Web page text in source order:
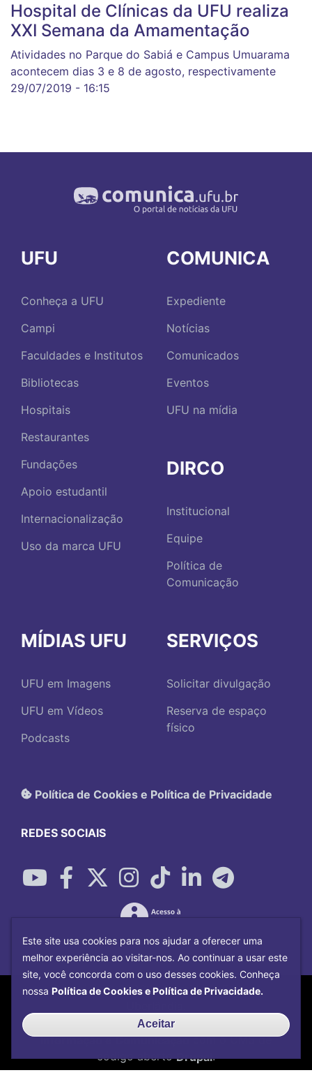
Hospital de Clínicas da UFU realiza
XXI Semana da Amamentação
Atividades no Parque do Sabiá e Campus Umuarama
acontecem dias 3 e 8 de agosto, respectivamente
29/07/2019 - 16:15
UFU
Conheça a UFU
Campi
Faculdades e Institutos
Bibliotecas
Hospitais
Restaurantes
Fundações
Apoio estudantil
Internacionalização
Uso da marca UFU
COMUNICA
Expediente
Notícias
Comunicados
Eventos
UFU na mídia
DIRCO
Institucional
Equipe
Política de
Comunicação
MÍDIAS UFU
UFU em Imagens
UFU em Vídeos
Podcasts
SERVIÇOS
Solicitar divulgação
Reserva de espaço
físico
Política de Cookies e Política de Privacidade
REDES SOCIAIS
Copyright©2026Universidade Federal
Desenvolvido porCentro de Tecnologia da
Informação e Comunicaçãocom o CMS de
código abertoDrupal.
Este site usa cookies para nos ajudar a oferecer uma
melhor experiência ao visitar-nos. Ao continuar a usar este
site, você concorda com o uso desses cookies. Conheça
nossa Política de Cookies e Política de Privacidade.
Aceitar